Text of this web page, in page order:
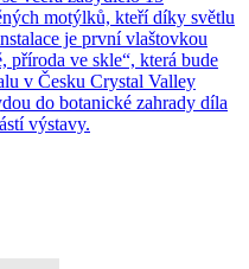
motýlků, kteří díky světlu
je první vlaštovkou
příroda ve skle“, která bude
v Česku Crystal Valley
do botanické zahrady díla
výstavy.